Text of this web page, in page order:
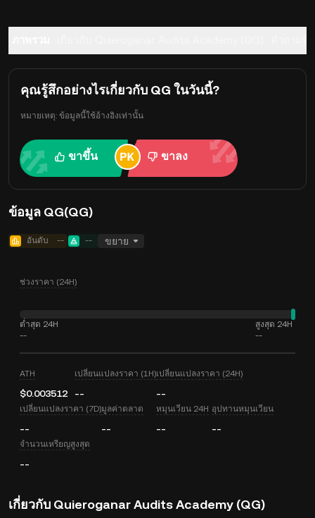
คุณรู้สึกอย่างไรเกี่ยวกับ QG ในวันนี้?
หมายเหตุ: ข้อมูลนี้ใช้อ้างอิงเท่านั้น
ขาขึ้น ขาลง
ข้อมูล QG(QG)
อันดับ -- -- ขยาย
ช่วงราคา (24H)
ต่ำสุด 24H
--
สูงสุด 24H
--
ATH
$0.003512
เปลี่ยนแปลงราคา (1H)
--
เปลี่ยนแปลงราคา (24H)
--
เปลี่ยนแปลงราคา (7D)
--
มูลค่าตลาด
--
หมุนเวียน 24H
--
อุปทานหมุนเวียน
--
จำนวนเหรียญสูงสุด
--
เกี่ยวกับ Quieroganar Audits Academy (QG)